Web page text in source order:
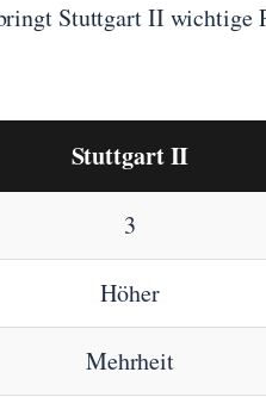
Stuttgart II wichtige
Stuttgart II
3
Höher
Mehrheit